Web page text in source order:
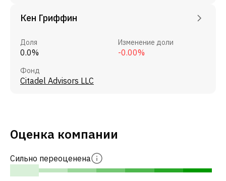
Кен Гриффин
Доля
0.0%
Изменение доли
-0.00%
Фонд
Citadel Advisors LLC
Оценка компании
Сильно переоценена